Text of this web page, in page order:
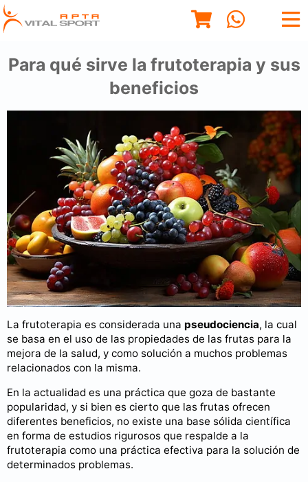
Para qué sirve la frutoterapia y sus
beneficios
La frutoterapia es considerada una pseudociencia, la cual
se basa en el uso de las propiedades de las frutas para la
mejora de la salud, y como solución a muchos problemas
relacionados con la misma.
En la actualidad es una práctica que goza de bastante
popularidad, y si bien es cierto que las frutas ofrecen
diferentes beneficios, no existe una base sólida científica
en forma de estudios rigurosos que respalde a la
frutoterapia como una práctica efectiva para la solución de
determinados problemas.